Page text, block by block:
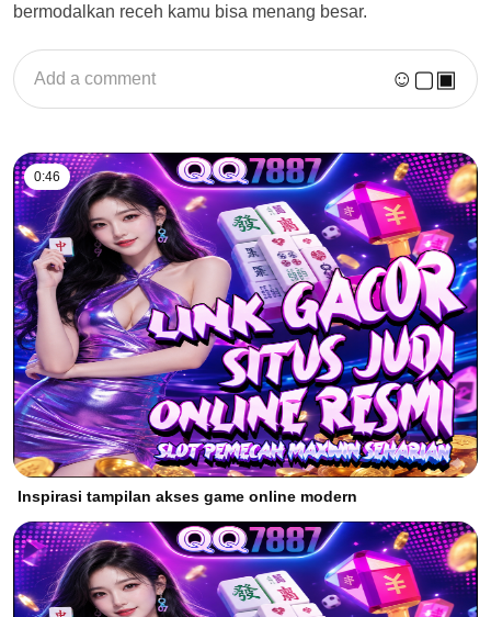
bermodalkan receh kamu bisa menang besar.
Add a comment ☺ ▢▣
0:46
Inspirasi tampilan akses game online modern